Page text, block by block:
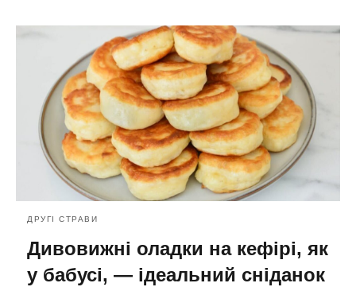
ДРУГІ СТРАВИ
Дивовижні оладки на кефірі, як
у бабусі, — ідеальний сніданок